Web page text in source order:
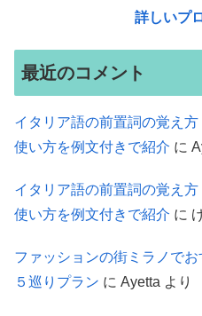
詳しいプ
最近のコメント
イタリア語の前置詞の覚え
使い方を例文付きで紹介 に
イタリア語の前置詞の覚え
使い方を例文付きで紹介 に
ファッションの街ミラノで
５巡りプラン に Ayetta より